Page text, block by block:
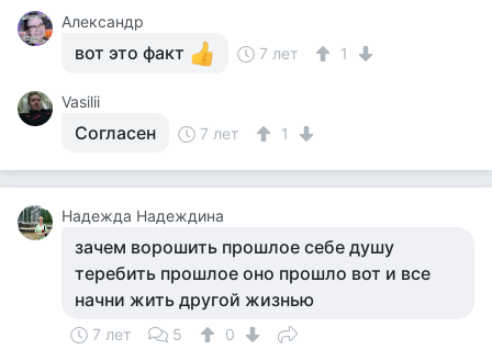
Александр
вот это факт 7 лет 1
Vasilii
Согласен 7 лет 1
Надежда Надеждина
зачем ворошить прошлое себе душу
теребить прошлое оно прошло вот и все
начни жить другой жизнью
7 лет 5
0